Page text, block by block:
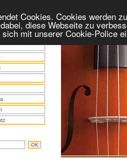
Cookies. Cookies werden
diese Webseite zu
mit unserer Cookie-Police